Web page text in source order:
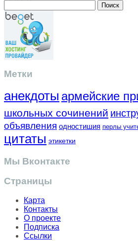
Метки
анекдоты армейские
школьных сочинений
объявления одностишия перлы
цитаты этикетки
Мы Вконтакте
Страницы
Карта
Контакты
О проекте
Подписка
Ссылки